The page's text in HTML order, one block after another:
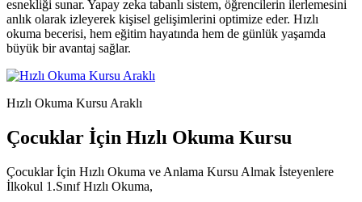
esnekliği sunar. Yapay zeka tabanlı sistem, öğrencilerin ilerlemesini
anlık olarak izleyerek kişisel gelişimlerini optimize eder. Hızlı
okuma becerisi, hem eğitim hayatında hem de günlük yaşamda
büyük bir avantaj sağlar.
Hızlı Okuma Kursu Araklı
Çocuklar İçin Hızlı Okuma Kursu
Çocuklar İçin Hızlı Okuma ve Anlama Kursu Almak İsteyenlere
İlkokul 1.Sınıf Hızlı Okuma,